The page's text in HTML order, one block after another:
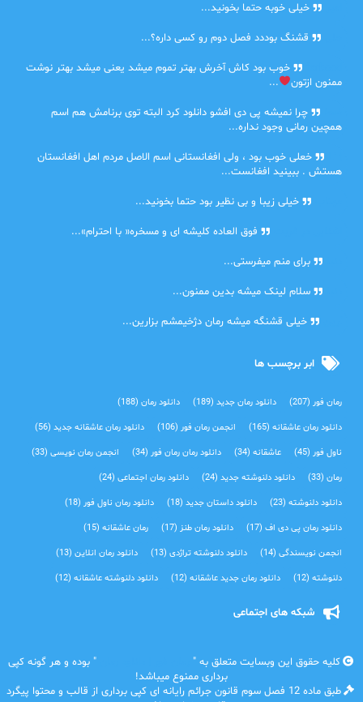
خیلی خوبه حتما بخونید...
قشنگ بوددد فصل دوم رو کسی داره؟...
خوب بود کاش آخرش بهتر تموم میشد یعنی میشد بهتر نوشت
ممنون ازتون
...
چرا نمیشه پی دی افشو دانلود کرد البته توی برنامش هم اسم
همچین رمانی وجود نداره...
خعلی خوب بود ، ولی افغانستانی اسم الاصل مردم اهل افغانستان
هستش . ببینید افغانست...
خیلی زیبا و بی نظیر بود حتما بخونید...
فوق العاده کلیشه ای و مسخره« با احترام»...
برای منم میفرستی...
سلام لینک میشه بدین ممنون...
خیلی قشنگه میشه رمان دژخیمشم بزارین...
ابر برچسب ها
رمان فور(207) دانلود رمان جدید(189) دانلود رمان(188)
دانلود رمان عاشقانه(165) انجمن رمان فور(106) دانلود رمان عاشقانه جدید(56)
ناول فور(45) عاشقانه(34) دانلود رمان رمان فور(34) انجمن رمان نویسی(33)
رمان(33) دانلود دلنوشته جدید(24) دانلود رمان اجتماعی‌(24)
دانلود دلنوشته(23) دانلود داستان جدید(18) دانلود رمان ناول فور(18)
دانلود رمان پی دی اف(17) دانلود رمان طنز(17) رمان عاشقانه(15)
انجمن نویسندگی(14) دانلود دلنوشته تراژدی‌(13) دانلود رمان انلاین(13)
دلنوشته(12) دانلود رمان جدید عاشقانه(12) دانلود دلنوشته عاشقانه(12)
شبکه های اجتماعی
کلیه حقوق این وبسایت متعلق به "
" بوده و هر گونه کپی
برداری ممنوع میباشد!
طبق ماده 12 فصل سوم قانون جرائم رایانه ای کپی برداری از قالب و محتوا پیگرد